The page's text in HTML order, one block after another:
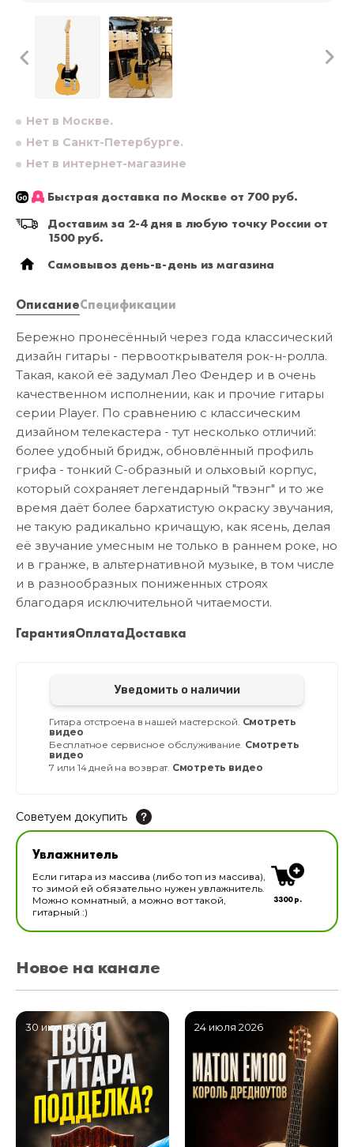
Нет в Москве.
Нет в Санкт-Петербурге.
Нет в интернет-магазине
Быстрая доставка по Москве от 700 руб.
Доставим за 2-4 дня в любую точку России от
1500 руб.
Самовывоз день-в-день из магазина
ОписаниеСпецификации
Бережно пронесённый через года классический
дизайн гитары - первооткрывателя рок-н-ролла.
Такая, какой её задумал Лео Фендер и в очень
качественном исполнении, как и прочие гитары
серии Player. По сравнению с классическим
дизайном телекастера - тут несколько отличий:
более удобный бридж, обновлённый профиль
грифа - тонкий С-образный и ольховый корпус,
который сохраняет легендарный "твэнг" и то же
время даёт более бархатистую окраску звучания,
не такую радикально кричащую, как ясень, делая
её звучание умесным не только в раннем роке, но
и в гранже, в альтернативной музыке, в том числе
и в разнообразных пониженных строях
благодаря исключительной читаемости.
ГарантияОплатаДоставка
Уведомить о наличии
Гитара отстроена в нашей мастерской. Смотреть
видео
Бесплатное сервисное обслуживание. Смотреть
видео
7 или 14 дней на возврат. Смотреть видео
Советуем докупить
Увлажнитель для музыкальных инструментов
В наличии
Увлажнитель
Если гитара из массива (либо топ из массива),
то зимой ей обязательно нужен увлажнитель.
Можно комнатный, а можно вот такой,
гитарный :)
3300 р.
Новое на канале
30 июля 2026 24 июля 2026